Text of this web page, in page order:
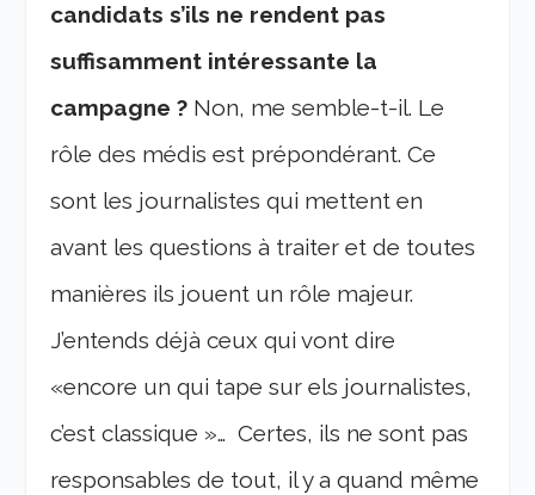
candidats s’ils ne rendent pas
suffisamment intéressante la
campagne ? Non, me semble-t-il. Le
rôle des médis est prépondérant. Ce
sont les journalistes qui mettent en
avant les questions à traiter et de toutes
manières ils jouent un rôle majeur.
J’entends déjà ceux qui vont dire
«encore un qui tape sur els journalistes,
c’est classique »… Certes, ils ne sont pas
responsables de tout, il y a quand même